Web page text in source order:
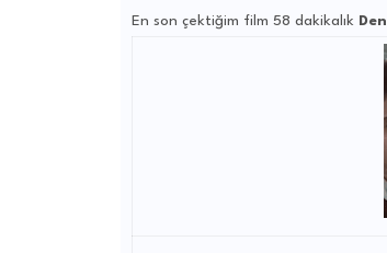
En son çektiğim film 58 dakikalık